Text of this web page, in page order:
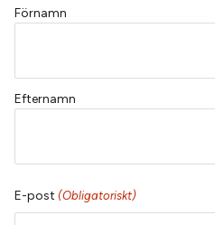
Förnamn
Efternamn
E-post (Obligatoriskt)